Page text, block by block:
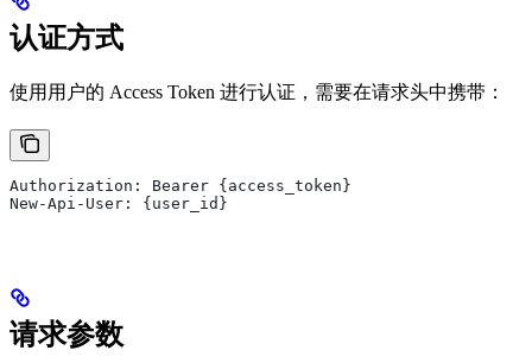
认证方式
使用用户的 Access Token 进行认证，需要在请求头中携带：
Authorization: Bearer {access_token}
New-Api-User: {user_id}
请求参数